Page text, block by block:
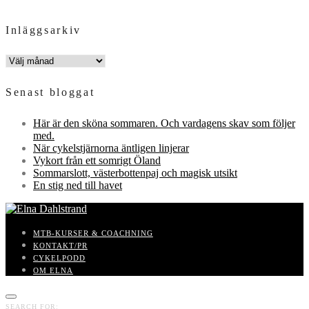
Inläggsarkiv
INLÄGGSARKIV
Senast bloggat
Här är den sköna sommaren. Och vardagens skav som följer
med.
När cykelstjärnorna äntligen linjerar
Vykort från ett somrigt Öland
Sommarslott, västerbottenpaj och magisk utsikt
En stig ned till havet
MTB-KURSER & COACHNING
KONTAKT/PR
CYKELPODD
OM ELNA
SEARCH FOR: